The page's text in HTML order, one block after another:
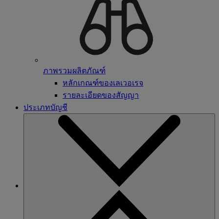
ภาพรวมผลิตภัณฑ์
หลักเกณฑ์ของเลเวอเรจ
รายละเอียดของสัญญา
ประเภทบัญชี